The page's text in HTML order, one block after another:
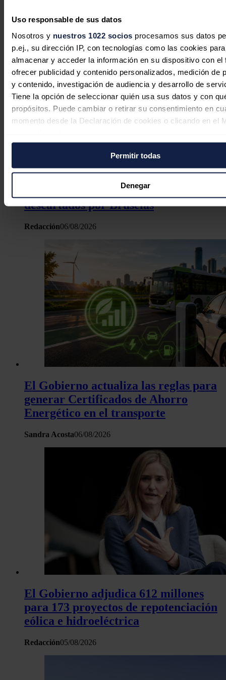
Uso responsable de sus datos
Nosotros y nuestros 1022 socios procesamos sus datos
p.ej., su dirección IP, con tecnologías como las cookies para
almacenar y acceder la información en su dispositivo con el
ofrecer publicidad y contenido personalizados, medición de
y contenido, investigación de audiencia y desarrollo de
Tiene la opción de seleccionar quién usa sus datos y con
propósitos. Puede cambiar o retirar su consentimiento en
momento desde la Declaración de cookies o clicando en el
Si lo permite, también quisiéramos:
Recopilar información sobre su ubicación geográfica
puede tener una precisión de varios metros
Identificar su dispositivo analizándolo activamente
características específicas (huellas digitales)
Puede cambiar o retirar su consentimiento en cualquier
la Declaración de cookies.
Las cookies de este sitio web se usan para personalizar el
y los anuncios, ofrecer funciones de redes sociales y
tráfico. Además, compartimos información sobre el uso que
sitio web con nuestros partners de redes sociales,
análisis web, quienes pueden combinarla con otra
haya proporcionado o que hayan recopilado a partir del uso
hecho de sus servicios.
Permitir todas
Denegar
Noticias relacionadas
El Gobierno rescata con 274 millones
cuatro proyectos de hidrógeno verde
descartados por Bruselas
Redacción06/08/2026
El Gobierno actualiza las reglas para
generar Certificados de Ahorro
Energético en el transporte
Sandra Acosta06/08/2026
El Gobierno adjudica 612 millones
para 173 proyectos de repotenciación
eólica e hidroeléctrica
Redacción05/08/2026